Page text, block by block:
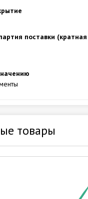
поставки
товары